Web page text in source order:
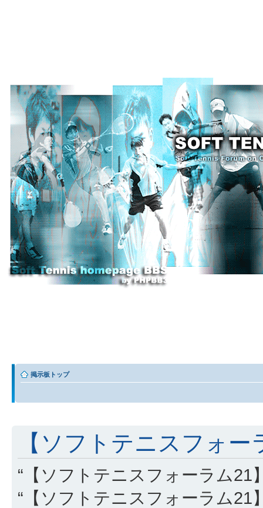
掲示板トップ
【ソフトテニスフォ
“【ソフトテニスフォーラム21
“【ソフトテニスフォーラム21